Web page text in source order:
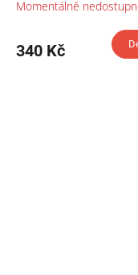
Momentálně
340 Kč